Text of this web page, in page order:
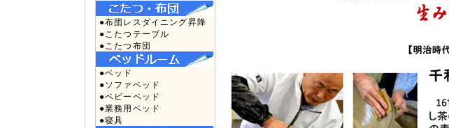
●布団レスダイニング昇降
●こたつテーブル
●こたつ布団
●ベッド
●ソファベッド
●ベビーベッド
●業務用ベッド
●寝具